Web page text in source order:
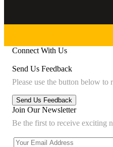
Connect With Us
Send Us Feedback
Please use the button below to
Join Our Newsletter
Be the first to receive exciting